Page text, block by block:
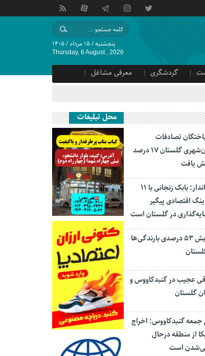
پنجشنبه / ۱۵ مرداد / ۱۴۰۵
Thursday, 6 August , 2026
گردشگری
معرفی مشاغل
تصادفات
درون‌شهری گلستان ۱۷ درصد
یافت
استاندار: بابک زنجانی با ۱۱
اقتصادی پیگیر
در گلستان است
افزایش ۵۳ درصدی بارندگی‌ها
عجیب در‌ گنبدکاووس و
گلستان
جمعه گنبدکاووس: اخراج
از منطقه درحال
است
محل تبلیغات